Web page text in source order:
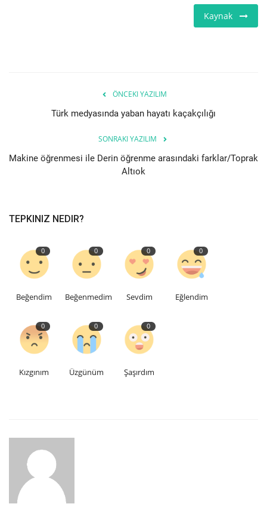
Kaynak
ÖNCEKI YAZILIM
Türk medyasında yaban hayatı kaçakçılığı
SONRAKI YAZILIM
Makine öğrenmesi ile Derin öğrenme arasındaki farklar/Toprak
Altıok
TEPKINIZ NEDIR?
0
Beğendim
0
Beğenmedim
0
Sevdim
0
Eğlendim
0
Kızgınım
0
Üzgünüm
0
Şaşırdım